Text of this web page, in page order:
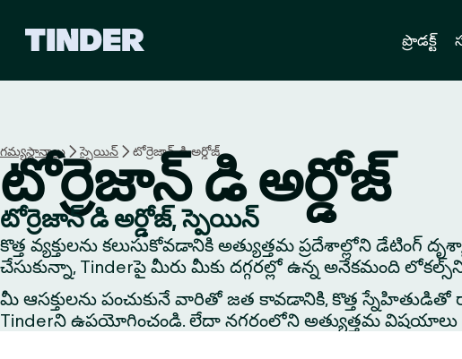
హో
మ్
ప్రొడక్ట్
గమ్యస్థానాలు స్పెయిన్ టోర్రెజాన్ డి అర్డోజ్
టోర్రెజాన్ డి అర్డోజ్
టోర్రెజాన్ డి అర్డోజ్, స్పెయిన్
కొత్త వ్యక్తులను కలుసుకోవడానికి అత్యుత్తమ ప్రదేశాల్లోని డేటింగ్
చేసుకున్నా, Tinderపై మీరు మీకు దగ్గరల్లో ఉన్న అనేకమంది
మీ ఆసక్తులను పంచుకునే వారితో జత కావడానికి, కొత్త
Tinderని ఉపయోగించండి. లేదా నగరంలోని అత్యుత్తమ విషయాలు